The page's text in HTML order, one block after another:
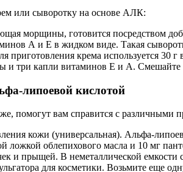
или сыворотку на основе АЛК:
морщины, готовится посредством
А и Е в жидком виде. Такая
приготовления крема используется 30
и три капли витаминов Е и А.
липоевой кислотой
помогут вам справится с различными
кожи (универсальная). Альфа-
ложкой облепихового масла и 10 мг
и прыщей. В неметаллической
для косметики. Возьмите еще